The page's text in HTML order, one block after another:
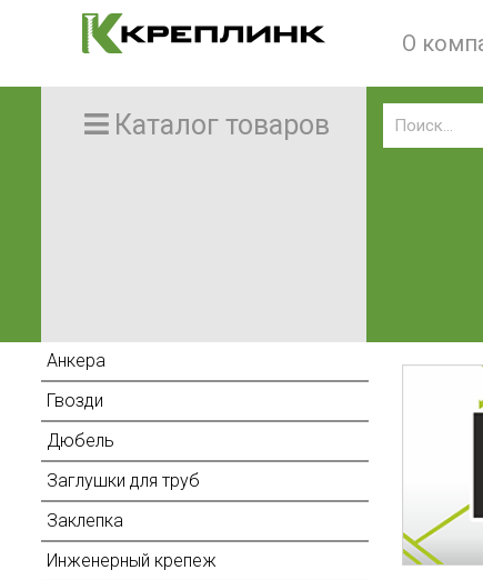
О
Каталог товаров
Анкера
Гвозди
Дюбель
Заглушки для труб
Заклепка
Инженерный крепеж